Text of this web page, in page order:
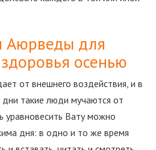
Аюрведы для
осенью
от внешнего воздействия, и в
такие люди мучаются от
Вату можно
дня: в одно и то же время